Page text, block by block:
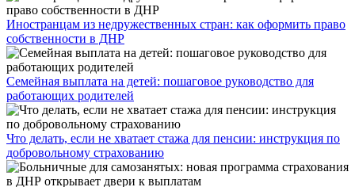
Иностранцам из недружественных стран: как оформить право
собственности в ДНР
Семейная выплата на детей: пошаговое руководство для
работающих родителей
Что делать, если не хватает стажа для пенсии: инструкция по
добровольному страхованию